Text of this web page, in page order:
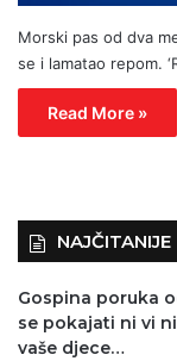
Morski pas od dva
se i lamatao repom.
Read More »
NAJČITANIJE
Gospina poruka
se pokajati ni vi
vaše djece…